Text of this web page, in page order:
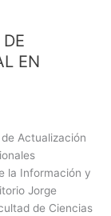
EN
Actualización
la Información y
Jorge
de Ciencias